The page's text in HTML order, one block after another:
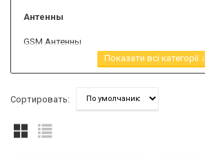
Антенны
GSM Антенны
GSM антенны 900/1800 Мгц
GSM антенны 1800 Мгц
Показати всі категорії ↓
Сортировать: